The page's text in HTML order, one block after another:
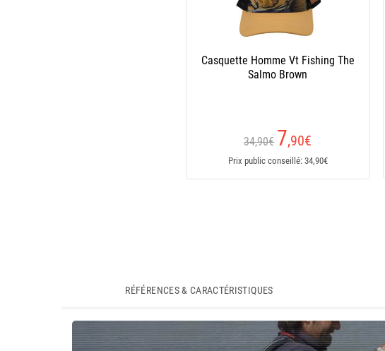
Casquette Homme Vt Fishing The
Salmo Brown
34,90€ 7,90€
Prix public conseillé: 34,90€
RÉFÉRENCES & CARACTÉRISTIQUES